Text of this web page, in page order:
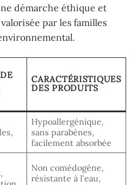
démarche éthique et
par les familles
CARACTÉRISTIQUES
DES PRODUITS
Hypoallergénique,
sans parabènes,
facilement absorbée
Non comédogène,
résistante à l’eau,